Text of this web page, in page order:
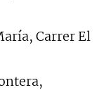
Carrer El